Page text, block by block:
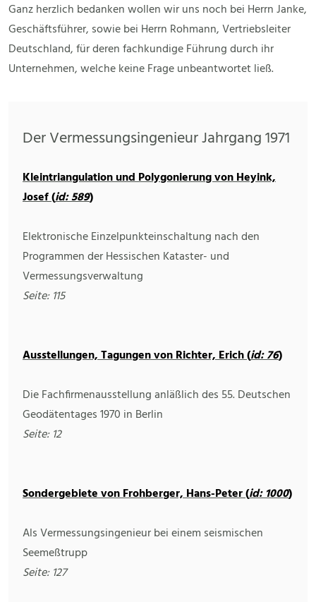
Ganz herzlich bedanken wollen wir uns noch bei Herrn Janke,
Geschäftsführer, sowie bei Herrn Rohmann, Vertriebsleiter
Deutschland, für deren fachkundige Führung durch ihr
Unternehmen, welche keine Frage unbeantwortet ließ.
Der Vermessungsingenieur Jahrgang 1971
Kleintriangulation und Polygonierung von Heyink,
Josef (id: 589)
Elektronische Einzelpunkteinschaltung nach den
Programmen der Hessischen Kataster- und
Vermessungsverwaltung
Seite: 115
Ausstellungen, Tagungen von Richter, Erich (id: 76)
Die Fachfirmenausstellung anläßlich des 55. Deutschen
Geodätentages 1970 in Berlin
Seite: 12
Sondergebiete von Frohberger, Hans-Peter (id: 1000)
Als Vermessungsingenieur bei einem seismischen
Seemeßtrupp
Seite: 127